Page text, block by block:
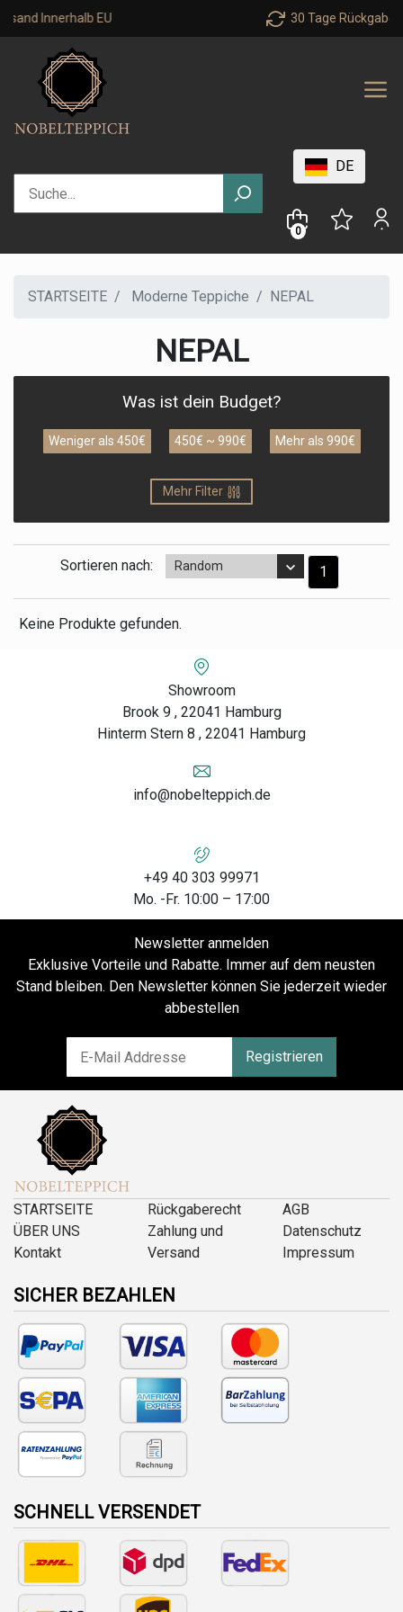
EU 30 Tage Rückgaberecht
DE
0
STARTSEITE Moderne Teppiche NEPAL
NEPAL
Was ist dein Budget?
Weniger als 450€ 450€ ~ 990€ Mehr als 990€
Mehr Filter
Sortieren nach: Random 1
Keine Produkte gefunden.
Showroom
Brook 9 , 22041 Hamburg
Hinterm Stern 8 , 22041 Hamburg
info@nobelteppich.de
+49 40 303 99971
Mo. -Fr. 10:00 – 17:00
Newsletter anmelden
Exklusive Vorteile und Rabatte. Immer auf dem neusten
Stand bleiben. Den Newsletter können Sie jederzeit wieder
abbestellen
Registrieren
STARTSEITE
ÜBER UNS
Kontakt
Rückgaberecht
Zahlung und
Versand
AGB
Datenschutz
Impressum
SICHER BEZAHLEN
SCHNELL VERSENDET